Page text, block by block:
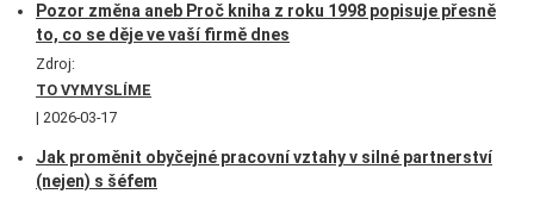
Pozor změna aneb Proč kniha z roku 1998 popisuje přesně
to, co se děje ve vaší firmě dnes
Zdroj:
TO VYMYSLÍME
2026-03-17
Jak proměnit obyčejné pracovní vztahy v silné partnerství
(nejen) s šéfem